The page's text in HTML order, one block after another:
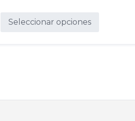
Seleccionar opciones